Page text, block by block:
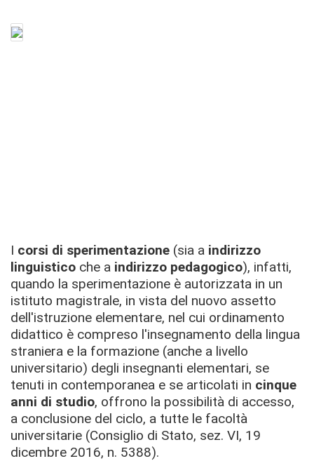
I corsi di sperimentazione (sia a indirizzo
linguistico che a indirizzo pedagogico), infatti,
quando la sperimentazione è autorizzata in un
istituto magistrale, in vista del nuovo assetto
dell'istruzione elementare, nel cui ordinamento
didattico è compreso l'insegnamento della lingua
straniera e la formazione (anche a livello
universitario) degli insegnanti elementari, se
tenuti in contemporanea e se articolati in cinque
anni di studio, offrono la possibilità di accesso,
a conclusione del ciclo, a tutte le facoltà
universitarie (Consiglio di Stato, sez. VI, 19
dicembre 2016, n. 5388).